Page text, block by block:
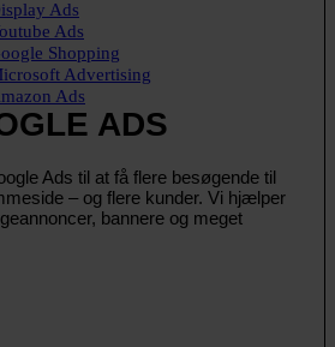
Ads
Ads
Shopping
Advertising
Ads
ADS
Ads til at få flere besøgende til
– og flere kunder. Vi hjælper
bannere og meget